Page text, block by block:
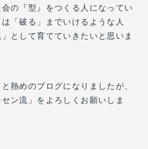
の『型』をつくる人になってい
「破る」までいけるような人
として育てていきたいと思いま
熱めのブログになりましたが、
ン流」をよろしくお願いしま